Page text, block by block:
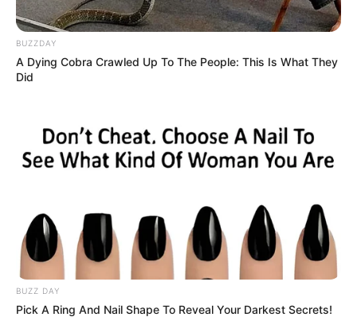
BUZZDAY
A Dying Cobra Crawled Up To The People: This Is What They
Did
BUZZ DAY
Pick A Ring And Nail Shape To Reveal Your Darkest Secrets!